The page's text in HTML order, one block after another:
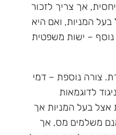
אך צריך לזכור
המניות, ואם היא
– ישות משפטית
צורה נוספת – דמי
לדוגמאות
אצל בעל המניות אך
משלמים מס, אך